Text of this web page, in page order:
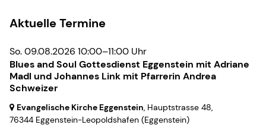
Aktuelle Termine
So. 09.08.2026 10:00–11:00 Uhr
Blues and Soul Gottesdienst Eggenstein mit Adriane
Madl und Johannes Link mit Pfarrerin Andrea
Schweizer
Evangelische Kirche Eggenstein, Hauptstrasse 48,
76344 Eggenstein-Leopoldshafen (Eggenstein)